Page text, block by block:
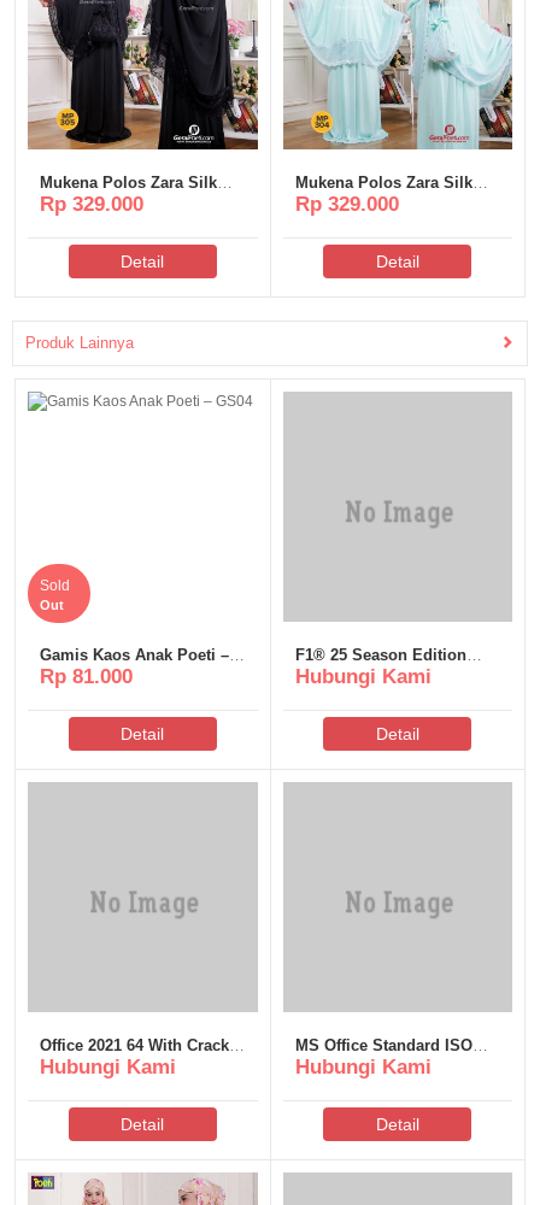
Mukena Polos Zara Silk
Poeti – MP305
Rp 329.000
Detail
Mukena Polos Zara Silk
Poeti – MP304
Rp 329.000
Detail
Produk Lainnya
Gamis Kaos Anak Poeti –
GS04
Sold
Out
Rp 81.000
Detail
F1® 25 Season Edition
Cracked for Desktop
Hubungi Kami
Detail
Office 2021 64 With Crack
(QxR)
Hubungi Kami
Detail
MS Office Standard ISO
File Reddit No Copilot
Silent Activation Script
Hubungi Kami
Detail